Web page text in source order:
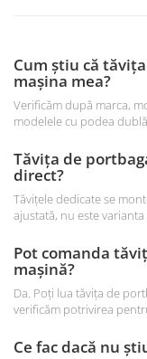
Cum știu că
mașina mea?
Verificăm după marca,
modelele cu podea
Tăvița de
direct?
Tăvițele dedicate se
ajustată, nu este
Pot comanda
mașină?
Da. Poți lua tăvița de
verificăm potrivirea
Ce fac dacă nu